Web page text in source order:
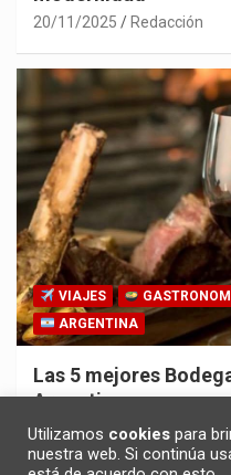
20/11/2025 Redacción
VIAJES
ARGENTINA
Las 5 mejores
Argentina
30/10/2025 Redacción
Utilizamos cookies para
nuestra web. Si continúa